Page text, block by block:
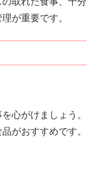
が重要です。
心がけましょう。
がおすすめです。